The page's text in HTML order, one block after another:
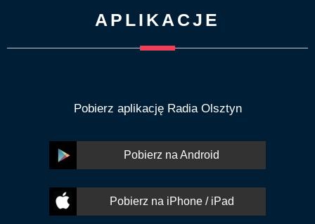
APLIKACJE
Pobierz aplikację Radia Olsztyn
Pobierz na Android
Pobierz na iPhone / iPad